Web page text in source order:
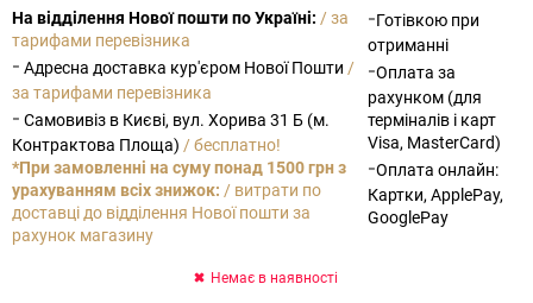
На відділення Нової пошти по Україні: / за
тарифами перевізника
- Адресна доставка кур'єром Нової Пошти /
за тарифами перевізника
- Самовивіз в Києві, вул. Хорива 31 Б (м.
Контрактова Площа) / бесплатно!
*При замовленні на суму понад 1500 грн з
урахуванням всіх знижок: / витрати по
доставці до відділення Нової пошти за
рахунок магазину
-Готівкою при
отриманні
-Оплата за
рахунком (для
терміналів і карт
Visa, MasterCard)
-Оплата онлайн:
Картки, ApplePay,
GooglePay
Немає в наявності